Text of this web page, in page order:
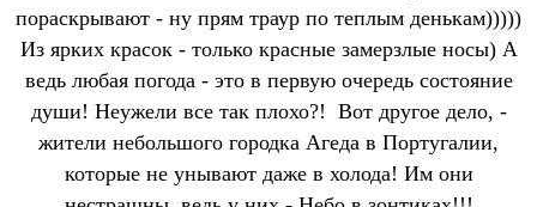
пораскрывают - ну прям траур по теплым денькам)))))
Из ярких красок - только красные замерзлые носы) А
ведь любая погода - это в первую очередь состояние
души! Неужели все так плохо?! Вот другое дело, -
жители небольшого городка Агеда в Португалии,
которые не унывают даже в холода! Им они